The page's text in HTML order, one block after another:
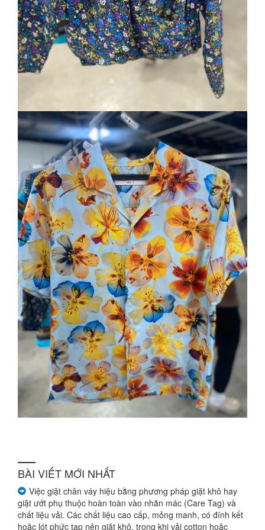
BÀI VIẾT MỚI NHẤT
Việc giặt chân váy hiệu bằng phương pháp giặt khô hay
giặt ướt phụ thuộc hoàn toàn vào nhãn mác (Care Tag) và
chất liệu vải. Các chất liệu cao cấp, mỏng manh, có đính kết
hoặc lót phức tạp nên giặt khô, trong khi vải cotton hoặc